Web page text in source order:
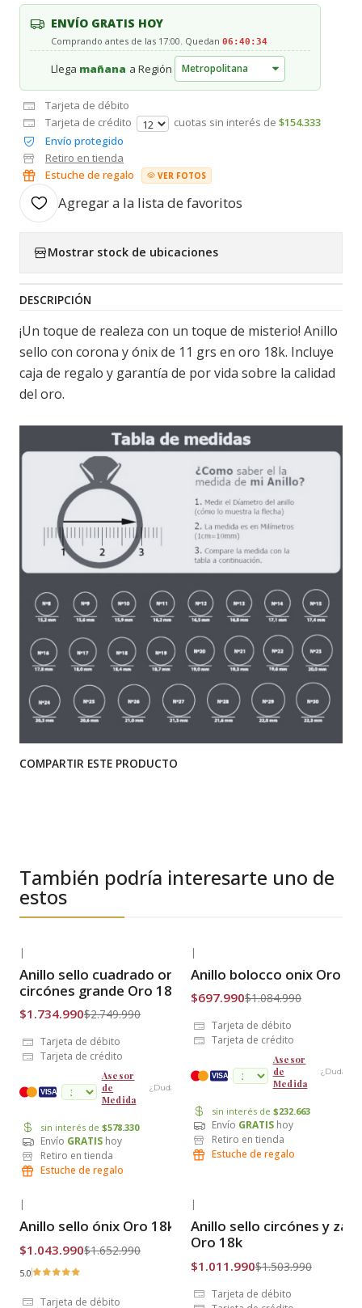
ENVÍO GRATIS HOY
Comprando antes de las 17:00. Quedan 06:40:33
Llega mañana a Región
Tarjeta de débito
Tarjeta de crédito
cuotas sin interés de $154.333
Envío protegido
Retiro en tienda
Estuche de regalo
VER FOTOS
Agregar a la lista de favoritos
Mostrar stock de ubicaciones
DESCRIPCIÓN
¡Un toque de realeza con un toque de misterio! Anillo
sello con corona y ónix de 11 grs en oro 18k. Incluye
caja de regalo y garantía de por vida sobre la calidad
del oro.
COMPARTIR ESTE PRODUCTO
También podría interesarte uno de
estos
Envío Gratis
|
Anillo sello cuadrado onix con
circónes grande Oro 18k
$1.734.990$2.749.990
Tarjeta de débito
Tarjeta de crédito
VISA
Asesor
de
Medida
¿Dudas?
sin interés de $578.330
Envío GRATIS hoy
Retiro en tienda
Estuche de regalo
Envío Gratis
|
Anillo bolocco onix Oro
$697.990$1.084.990
Tarjeta de débito
Tarjeta de crédito
VISA
Asesor
de
Medida
¿Dudas?
sin interés de $232.663
Envío GRATIS hoy
Retiro en tienda
Estuche de regalo
Envío Gratis
|
Anillo sello ónix Oro 18k
$1.043.990$1.652.990
5.0
Tarjeta de débito
Envío Gratis
|
Anillo sello circónes y
Oro 18k
$1.011.990$1.503.990
Tarjeta de débito